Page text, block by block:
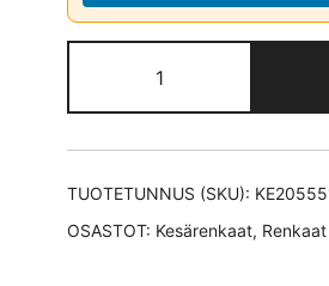
CINTURATO
P7
XL
kesärengas
17
TUOTETUNNUS (SKU):
OSASTOT: Kesärenkaat, Renkaat